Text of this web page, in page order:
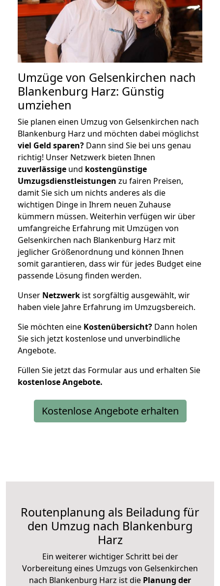
Umzüge von Gelsenkirchen nach
Blankenburg Harz: Günstig
umziehen
Sie planen einen Umzug von Gelsenkirchen nach
Blankenburg Harz und möchten dabei möglichst
viel Geld sparen? Dann sind Sie bei uns genau
richtig! Unser Netzwerk bieten Ihnen
zuverlässige und kostengünstige
Umzugsdienstleistungen zu fairen Preisen,
damit Sie sich um nichts anderes als die
wichtigen Dinge in Ihrem neuen Zuhause
kümmern müssen. Weiterhin verfügen wir über
umfangreiche Erfahrung mit Umzügen von
Gelsenkirchen nach Blankenburg Harz mit
jeglicher Größenordnung und können Ihnen
somit garantieren, dass wir für jedes Budget eine
passende Lösung finden werden.
Unser Netzwerk ist sorgfältig ausgewählt, wir
haben viele Jahre Erfahrung im Umzugsbereich.
Sie möchten eine Kostenübersicht? Dann holen
Sie sich jetzt kostenlose und unverbindliche
Angebote.
Füllen Sie jetzt das Formular aus und erhalten Sie
kostenloseAngebote.
Kostenlose Angebote erhalten
Routenplanung als Beiladung für
den Umzug nach Blankenburg
Harz
Ein weiterer wichtiger Schritt bei der
Vorbereitung eines Umzugs von Gelsenkirchen
nach Blankenburg Harz ist die Planung der